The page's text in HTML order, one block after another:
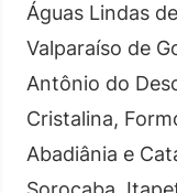
Águas Lindas
Valparaíso de
Antônio do
Cristalina,
Abadiânia e